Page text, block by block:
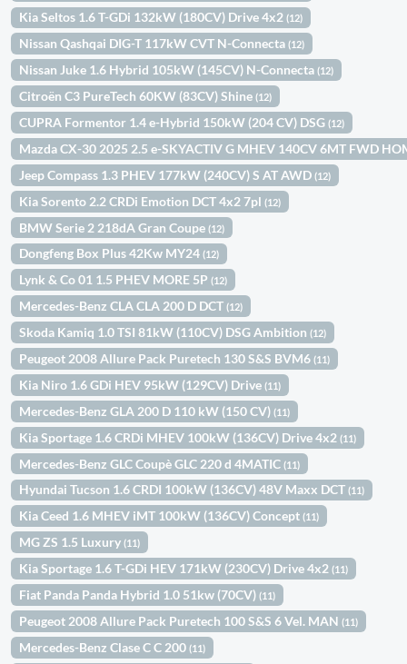
Kia Seltos 1.6 T-GDi 132kW (180CV) Drive 4x2(12)
Nissan Qashqai DIG-T 117kW CVT N-Connecta(12)
Nissan Juke 1.6 Hybrid 105kW (145CV) N-Connecta(12)
Citroën C3 PureTech 60KW (83CV) Shine(12)
CUPRA Formentor 1.4 e-Hybrid 150kW (204 CV) DSG(12)
Mazda CX-30 2025 2.5 e-SKYACTIV G MHEV 140CV 6MT FWD
Jeep Compass 1.3 PHEV 177kW (240CV) S AT AWD(12)
Kia Sorento 2.2 CRDi Emotion DCT 4x2 7pl(12)
BMW Serie 2 218dA Gran Coupe(12)
Dongfeng Box Plus 42Kw MY24(12)
Lynk & Co 01 1.5 PHEV MORE 5P(12)
Mercedes-Benz CLA CLA 200 D DCT(12)
Skoda Kamiq 1.0 TSI 81kW (110CV) DSG Ambition(12)
Peugeot 2008 Allure Pack Puretech 130 S&S BVM6(11)
Kia Niro 1.6 GDi HEV 95kW (129CV) Drive(11)
Mercedes-Benz GLA 200 D 110 kW (150 CV)(11)
Kia Sportage 1.6 CRDi MHEV 100kW (136CV) Drive 4x2(11)
Mercedes-Benz GLC Coupè GLC 220 d 4MATIC(11)
Hyundai Tucson 1.6 CRDI 100kW (136CV) 48V Maxx DCT(11)
Kia Ceed 1.6 MHEV iMT 100kW (136CV) Concept(11)
MG ZS 1.5 Luxury(11)
Kia Sportage 1.6 T-GDi HEV 171kW (230CV) Drive 4x2(11)
Fiat Panda Panda Hybrid 1.0 51kw (70CV)(11)
Peugeot 2008 Allure Pack Puretech 100 S&S 6 Vel. MAN(11)
Mercedes-Benz Clase C C 200(11)